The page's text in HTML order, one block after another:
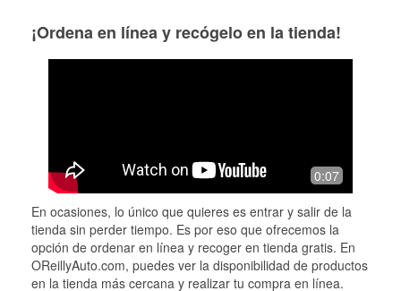
¡Ordena en línea y recógelo en la tienda!
0:07
En ocasiones, lo único que quieres es entrar y salir de la
tienda sin perder tiempo. Es por eso que ofrecemos la
opción de ordenar en línea y recoger en tienda gratis. En
OReillyAuto.com, puedes ver la disponibilidad de productos
en la tienda más cercana y realizar tu compra en línea.